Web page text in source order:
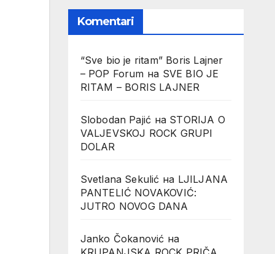
Komentari
“Sve bio je ritam” Boris Lajner
– POP Forum на SVE BIO JE
RITAM – BORIS LAJNER
Slobodan Pajić на STORIJA O
VALJEVSKOJ ROCK GRUPI
DOLAR
Svetlana Sekulić на LJILJANA
PANTELIĆ NOVAKOVIĆ:
JUTRO NOVOG DANA
Janko Čokanović на